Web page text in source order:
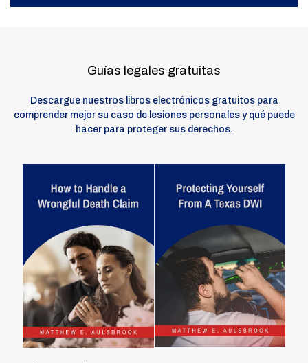
Guías legales gratuitas
Descargue nuestros libros electrónicos gratuitos para
comprender mejor su caso de lesiones personales y qué puede
hacer para proteger sus derechos.